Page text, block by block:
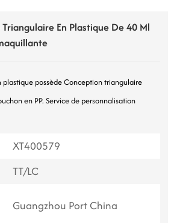
En Plastique De 40 Ml
plastique possèdeConception triangulaire
en PP. Service de personnalisation
XT400579
TT/LC
Guangzhou Port China